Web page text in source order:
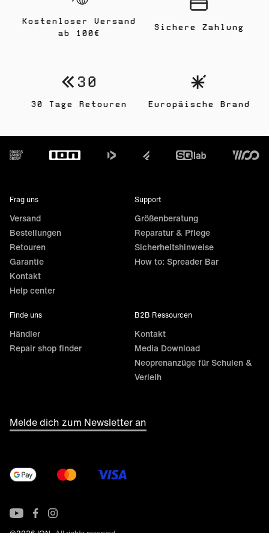
Kostenloser Versand
ab 100€
30 Tage Retouren
Sichere Zahlung
Europäische Brand
Footer
Frag uns
Versand
Bestellungen
Retouren
Garantie
Kontakt
Help center
Support
Größenberatung
Reparatur & Pflege
Sicherheitshinweise
How to: Spreader Bar
Finde uns
Händler
Repair shop finder
B2B Ressourcen
Kontakt
Media Download
Neoprenanzüge für Schulen &
Verleih
Melde dich zum Newsletter an